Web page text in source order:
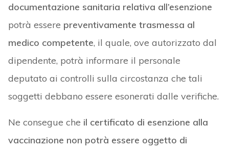
documentazione sanitaria relativa all’esenzione
potrà essere preventivamente trasmessa al
medico competente, il quale, ove autorizzato dal
dipendente, potrà informare il personale
deputato ai controlli sulla circostanza che tali
soggetti debbano essere esonerati dalle verifiche.
Ne consegue che il certificato di esenzione alla
vaccinazione non potrà essere oggetto di